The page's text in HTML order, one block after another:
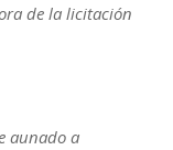
de la licitación
aunado a